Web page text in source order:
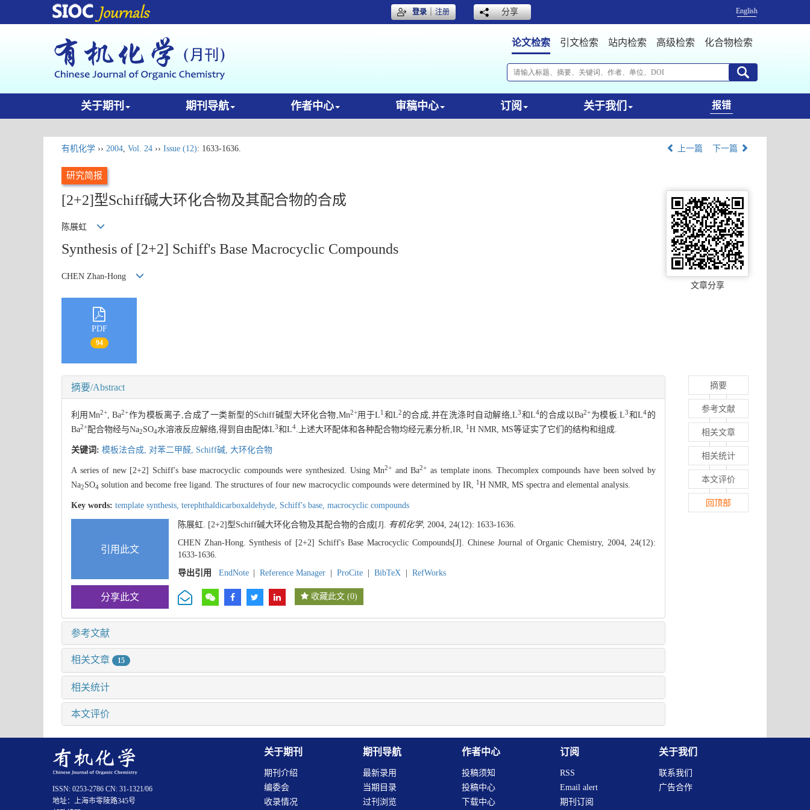
登录｜注册 分享 English
论文检索 引文检索 站内检索 高级检索 化合物检索
关于期刊 期刊导航 作者中心 审稿中心 订阅 关于我们 报错
有机化学 ›› 2004, Vol. 24 ›› Issue (12): 1633-1636. 上一篇 下一篇
研究简报
[2+2]型Schiff碱大环化合物及其配合物的合成
陈展虹
Synthesis of [2+2] Schiff's Base Macrocyclic Compounds
CHEN Zhan-Hong
文章分享
PDF
94
摘要/Abstract
利用Mn2+, Ba2+作为模板离子,合成了一类新型的Schiff碱型大环化合物,Mn2+用于L1 和L2 的合成,并在洗涤时自动解络,L3和L4的合成以Ba2+为模板.L3和L4的
Ba2+配合物经与Na2SO4水溶液反应解络,得到自由配体L3和L4.上述大环配体和各种配合物均经元素分析,IR, 1 H NMR, MS等证实了它们的结构和组成.
关键词: 模板法合成, 对苯二甲醛, Schiff碱, 大环化合物
A series of new [2+2] Schiff's base macrocyclic compounds were synthesized. Using Mn2+ and Ba2+ as template inons. Thecomplex compounds have been solved by
Na2SO4 solution and become free ligand. The structures of four new macrocyclic compounds were determined by IR, 1 H NMR, MS spectra and elemental analysis.
Key words: template synthesis, terephthaldicarboxaldehyde, Schiff's base, macrocyclic compounds
引用此文
陈展虹. [2+2]型Schiff碱大环化合物及其配合物的合成[J]. 有机化学, 2004, 24(12): 1633-1636.
CHEN Zhan-Hong. Synthesis of [2+2] Schiff's Base Macrocyclic Compounds[J]. Chinese Journal of Organic Chemistry, 2004, 24(12):
1633-1636.
导出引用
EndNote Reference Manager ProCite BibTeX RefWorks
分享此文 收藏此文 (0)
参考文献
相关文章 15
相关统计
本文评价
摘要
参考文献
相关文章
相关统计
本文评价
回顶部
关于期刊
期刊介绍
编委会
收录情况
期刊导航
最新录用
当期目录
过刊浏览
作者中心
投稿须知
投稿中心
下载中心
订阅
RSS
Email alert
期刊订阅
关于我们
联系我们
广告合作
ISSN: 0253-2786 CN: 31-1321/06
地址：上海市零陵路345号